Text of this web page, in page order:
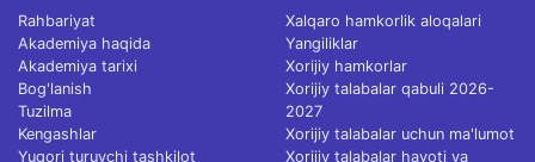
Rahbariyat
Akademiya haqida
Akademiya tarixi
Bog'lanish
Tuzilma
Kengashlar
Yuqori turuvchi tashkilot
Xalqaro hamkorlik aloqalari
Yangiliklar
Xorijiy hamkorlar
Xorijiy talabalar qabuli 2026-
2027
Xorijiy talabalar uchun ma'lumot
Xorijiy talabalar hayoti va